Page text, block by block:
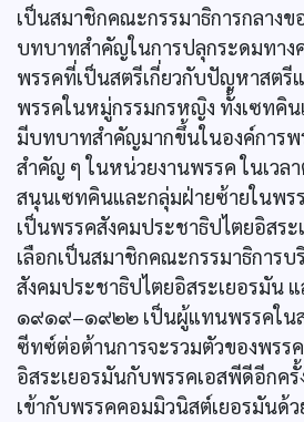
เป็นสมาชิกคณะกรรมาธิการกลาง
บทบาทสำคัญในการปลุกระดมทาง
พรรคที่เป็นสตรีเกี่ยวกับปัญหาสตรี
พรรคในหมู่กรรมกรหญิง ทั้งเซทคิ
มีบทบาทสำคัญมากขึ้นในองค์การพ
สำคัญ ๆ ในหน่วยงานพรรค ในเวล
สนุนเซทคินและกลุ่มฝ่ายซ้ายในพร
เป็นพรรคสังคมประชาธิปไตยอิสระ
เลือกเป็นสมาชิกคณะกรรมาธิการบ
สังคมประชาธิปไตยอิสระเยอรมัน
๑๙๑๙–๑๙๒๒ เป็นผู้แทนพรรคใน
ซีทซ์ต่อต้านการจะรวมตัวของพรร
อิสระเยอรมันกับพรรคเอสพีดีอีกครั้
เข้ากับพรรคคอมมิวนิสต์เยอรมันด้ว